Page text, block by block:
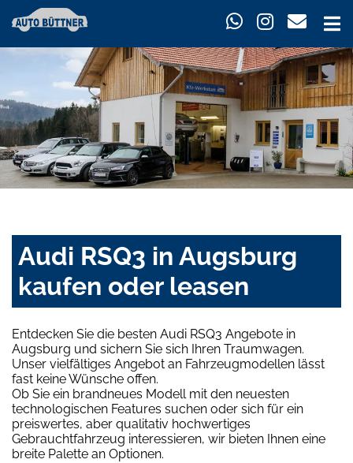
Audi RSQ3 in Augsburg
kaufen oder leasen
Entdecken Sie die besten Audi RSQ3 Angebote in
Augsburg und sichern Sie sich Ihren Traumwagen.
Unser vielfältiges Angebot an Fahrzeugmodellen lässt
fast keine Wünsche offen.
Ob Sie ein brandneues Modell mit den neuesten
technologischen Features suchen oder sich für ein
preiswertes, aber qualitativ hochwertiges
Gebrauchtfahrzeug interessieren, wir bieten Ihnen eine
breite Palette an Optionen.